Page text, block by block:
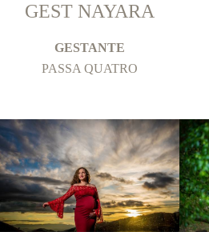
GEST NAYARA
GESTANTE
PASSA QUATRO